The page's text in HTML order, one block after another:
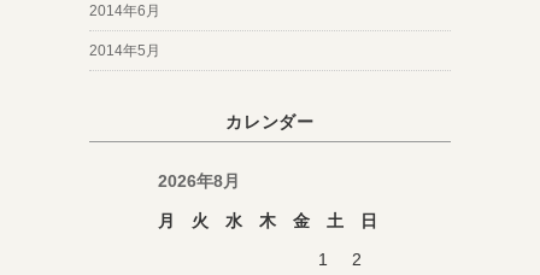
2014年6月
2014年5月
カレンダー
2026年8月
月 火 水 木 金 土
日
1
2